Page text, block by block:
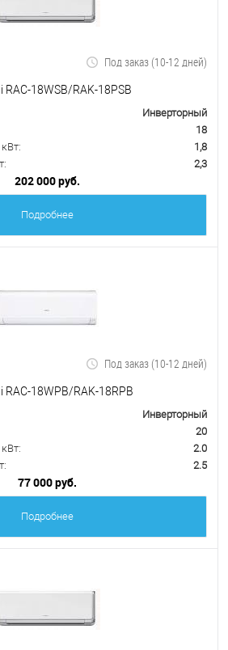
Под заказ (10-12 дней)
18WSB/RAK-18PSB
Инверторный
18
1,8
2,3
202 000 руб.
Подробнее
Под заказ (10-12 дней)
18WPB/RAK-18RPB
Инверторный
20
2.0
2.5
77 000 руб.
Подробнее